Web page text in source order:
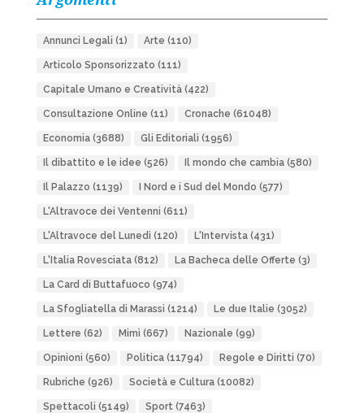
Annunci Legali (1) Arte (110)
Articolo Sponsorizzato (111)
Capitale Umano e Creatività(422)
Consultazione Online (11) Cronache (61048)
Economia(3688) Gli Editoriali (1956)
Il dibattito e le idee (526) Il mondo che cambia(580)
Il Palazzo (1139) I Nord e i Sud del Mondo (577)
L'Altravoce dei Ventenni (611)
L'Altravoce del Lunedì (120) L'Intervista(431)
L'Italia Rovesciata(812) La Bacheca delle Offerte (3)
La Card di Buttafuoco (974)
La Sfogliatella di Marassi (1214) Le due Italie (3052)
Lettere (62) Mimì (667) Nazionale (99)
Opinioni (560) Politica(11794) Regole e Diritti (70)
Rubriche (926) Società e Cultura(10082)
Spettacoli (5149) Sport(7463)